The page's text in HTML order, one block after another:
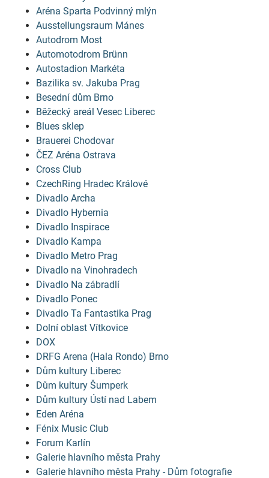
Aréna Sparta Podvinný mlýn
Ausstellungsraum Mánes
Autodrom Most
Automotodrom Brünn
Autostadion Markéta
Bazilika sv. Jakuba Prag
Besední dům Brno
Běžecký areál Vesec Liberec
Blues sklep
Brauerei Chodovar
ČEZ Aréna Ostrava
Cross Club
CzechRing Hradec Králové
Divadlo Archa
Divadlo Hybernia
Divadlo Inspirace
Divadlo Kampa
Divadlo Metro Prag
Divadlo na Vinohradech
Divadlo Na zábradlí
Divadlo Ponec
Divadlo Ta Fantastika Prag
Dolní oblast Vítkovice
DOX
DRFG Arena (Hala Rondo) Brno
Dům kultury Liberec
Dům kultury Šumperk
Dům kultury Ústí nad Labem
Eden Aréna
Fénix Music Club
Forum Karlín
Galerie hlavního města Prahy
Galerie hlavního města Prahy - Dům fotografie